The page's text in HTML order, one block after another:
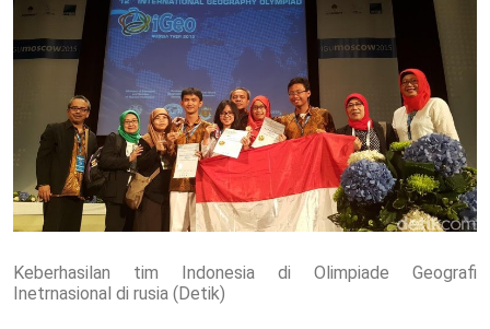
Keberhasilan tim Indonesia di Olimpiade Geografi
Inetrnasional di rusia (Detik)